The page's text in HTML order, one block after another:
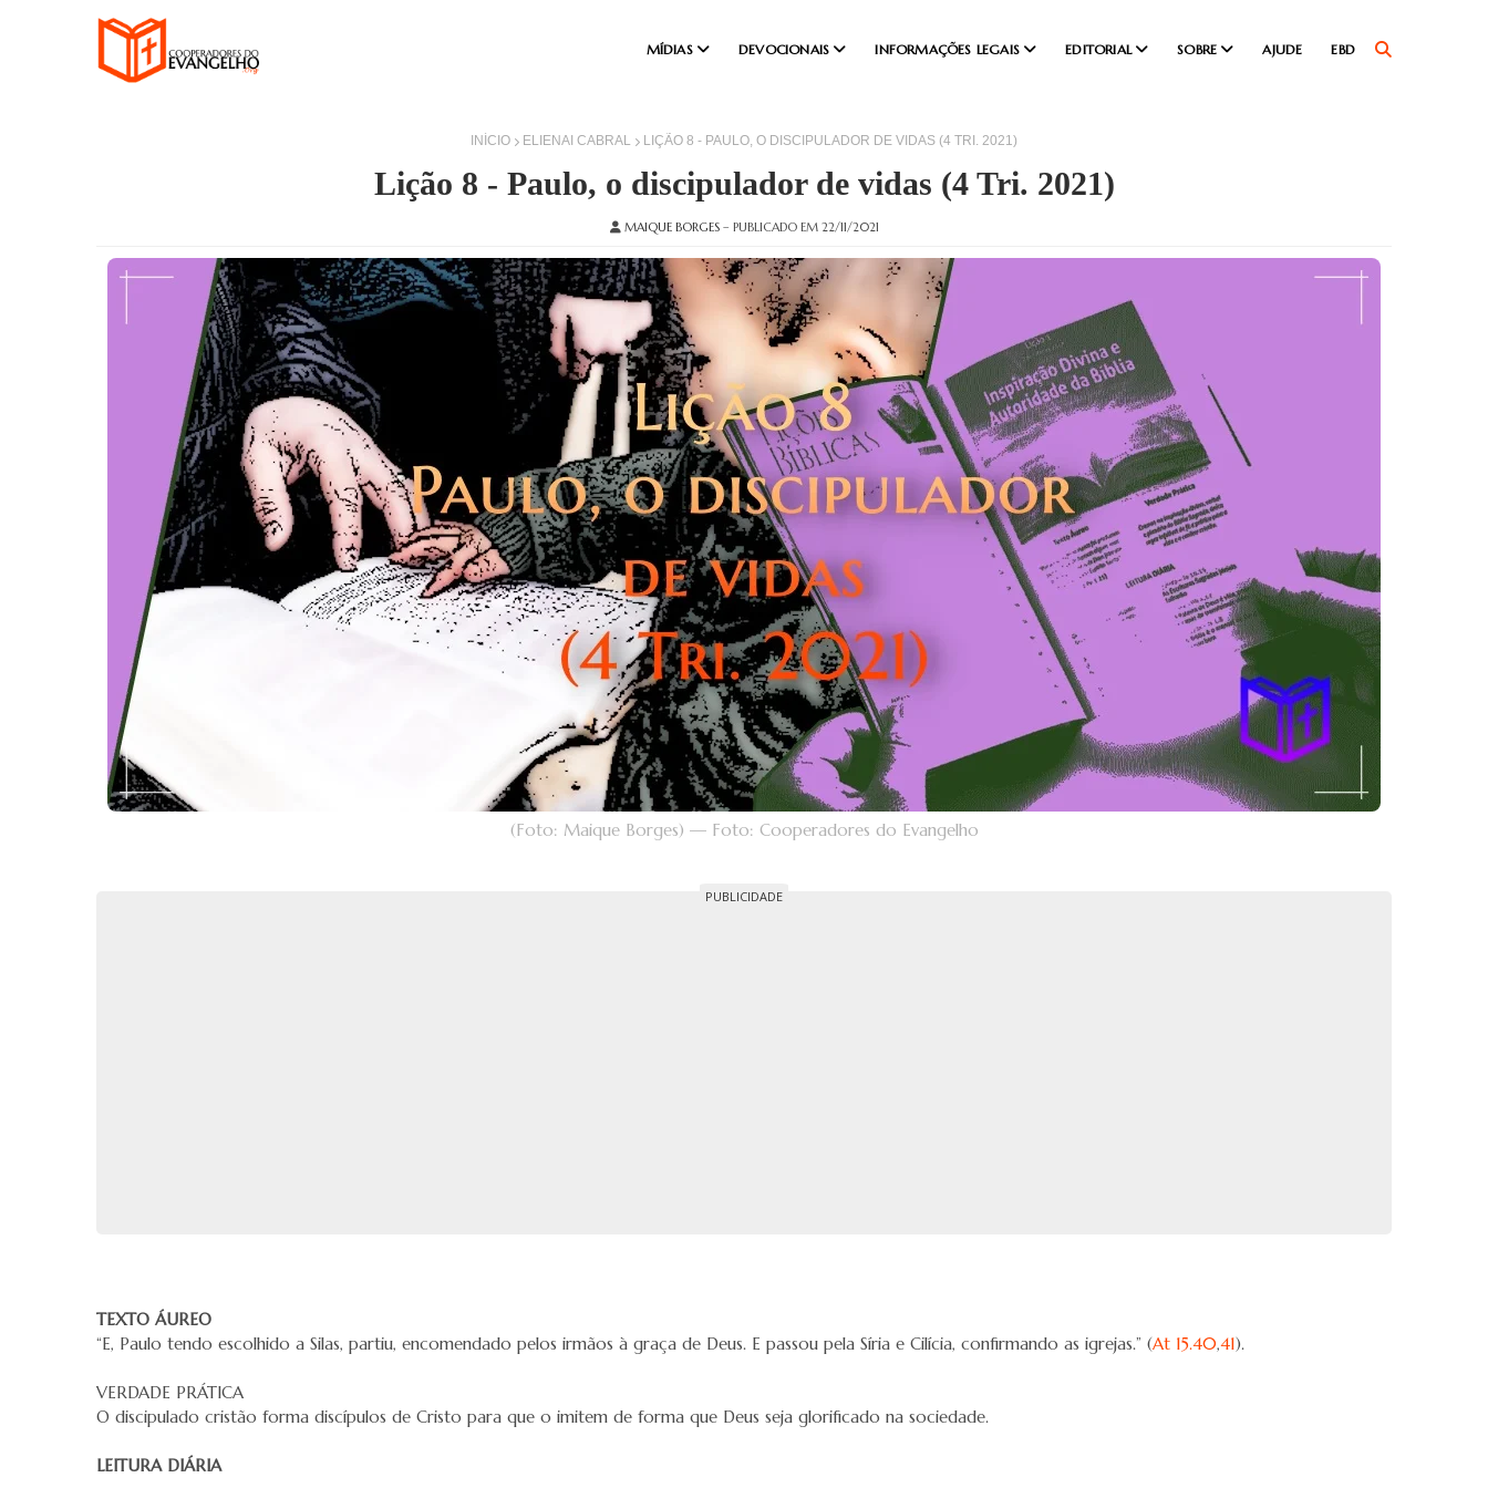
MÍDIAS DEVOCIONAIS INFORMAÇÕES LEGAIS EDITORIAL SOBRE AJUDE EBD
INÍCIO ELIENAI CABRAL LIÇÃO 8 - PAULO, O DISCIPULADOR DE VIDAS (4 TRI. 2021)
Lição 8 - Paulo, o discipulador de vidas (4 Tri. 2021)
MAIQUE BORGES– PUBLICADO EM 22/11/2021
(Foto: Maique Borges) — Foto: Cooperadores do Evangelho
TEXTO ÁUREO
“E, Paulo tendo escolhido a Silas, partiu, encomendado pelos irmãos à graça de Deus. E passou pela Síria e Cilícia, confirmando as igrejas.” (At 15.40,41).
VERDADE PRÁTICA
O discipulado cristão forma discípulos de Cristo para que o imitem de forma que Deus seja glorificado na sociedade.
LEITURA DIÁRIA